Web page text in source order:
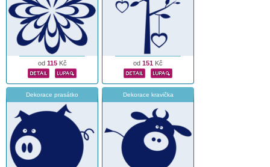
od 115Kč od 151 Kč
Dekorace prasátko Dekorace kravička